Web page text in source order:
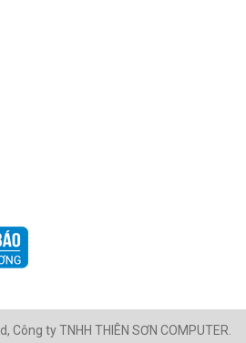
ty TNHH THIÊN SƠN COMPUTER.